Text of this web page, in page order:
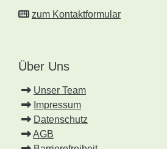
zum Kontaktformular
Über Uns
Unser Team
Impressum
Datenschutz
AGB